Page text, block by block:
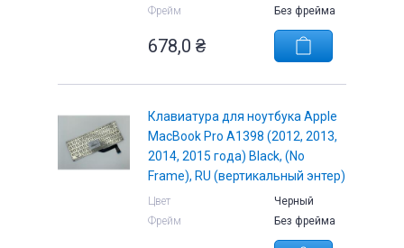
Фрейм
Без фрейма
678,0 ₴
Клавиатура для ноутбука Apple
MacBook Pro A1398 (2012, 2013,
2014, 2015 года) Black, (No
Frame), RU (вертикальный энтер)
Цвет
Черный
Фрейм
Без фрейма